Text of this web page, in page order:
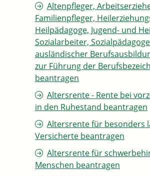
Altenpfleger,
Familienpfleger,
Heilpädagoge, Jugend- und
Sozialarbeiter,
ausländischer
zur Führung der
beantragen
Altersrente - Rente bei
in den Ruhestand beantragen
Altersrente für besonders
Versicherte beantragen
Altersrente für
Menschen beantragen